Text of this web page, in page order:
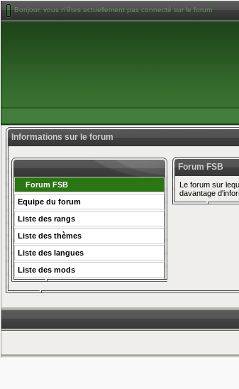
Bonjour, vous n'êtes actuellement pas connecté sur le forum
Informations sur le forum
Forum FSB
Equipe du forum
Liste des rangs
Liste des thèmes
Liste des langues
Liste des mods
Forum FSB
Le forum sur
davantage